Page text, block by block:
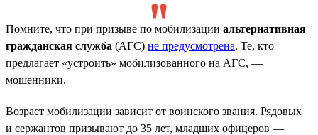
Помните, что при призыве по мобилизации альтернативная
гражданская служба (АГС) не предусмотрена. Те, кто
предлагает «устроить» мобилизованного на АГС, —
мошенники.
Возраст мобилизации зависит от воинского звания. Рядовых
и сержантов призывают до 35 лет, младших офицеров —